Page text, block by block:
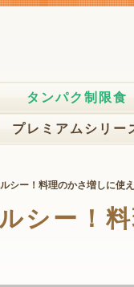
タンパク制限食
プレミアムシリー
シー！料理のかさ増しに使
シー！